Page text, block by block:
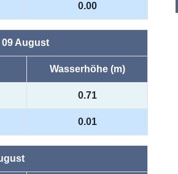
0.00
August
Wasserhöhe (m)
0.71
0.01